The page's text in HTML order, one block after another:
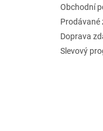
Obchodní
Prodávané
Doprava
Slevový